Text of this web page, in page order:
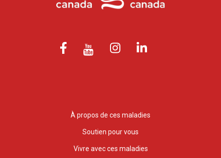
À propos de ces maladies
Soutien pour vous
Vivre avec ces maladies